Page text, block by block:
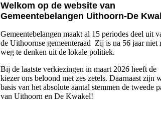
Welkom op de website van
Gemeentebelangen Uithoorn-De
Gemeentebelangen maakt al 15 periodes deel uit
de Uithoornse gemeenteraad Zij is na 56 jaar niet
weg te denken uit de lokale politiek.
Bij de laatste verkiezingen in maart 2026 heeft de
kiezer ons beloond met zes zetels. Daarnaast zijn
basis van het absolute aantal stemmen de tweede
van Uithoorn en De Kwakel!